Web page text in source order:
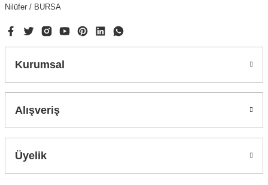
Nilüfer / BURSA
Kurumsal
Alışveriş
Üyelik